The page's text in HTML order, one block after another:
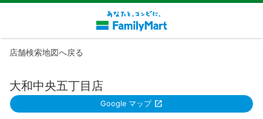
店舗検索地図へ戻る
大和中央五丁目店
Google マップ